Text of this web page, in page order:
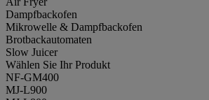
Dampfbackofen
Mikrowelle & Dampfbackofen
Brotbackautomaten
Slow Juicer
Wählen Sie Ihr Produkt
NF-GM400
MJ-L900